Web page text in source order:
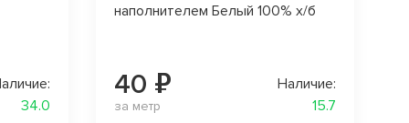
34.0
наполнителем Белый 100% х/б
40 ₽
за метр
Наличие:
15.7